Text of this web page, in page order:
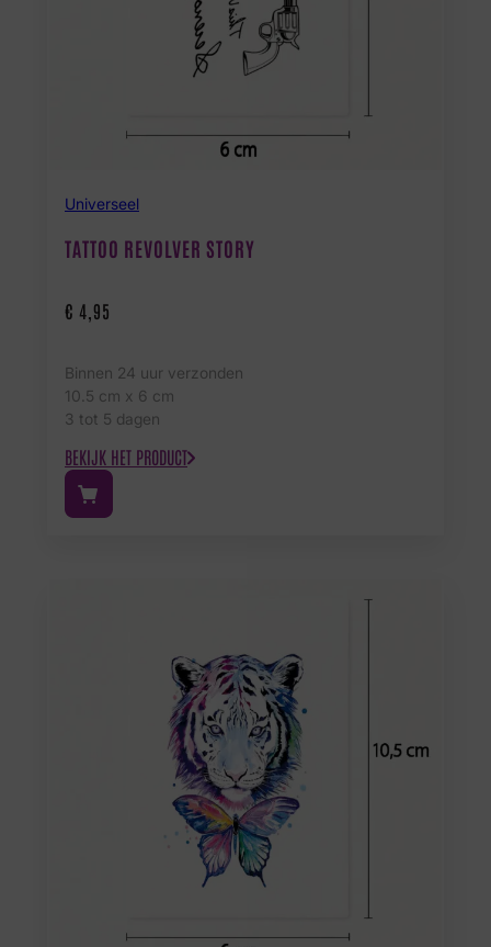
Universeel
TATTOO REVOLVER STORY
€ 4,95
Binnen 24 uur verzonden
10.5 cm x 6 cm
3 tot 5 dagen
BEKIJK HET PRODUCT